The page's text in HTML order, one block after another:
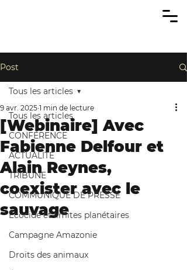
Post
Tous les articles
CONFÉRENCE
ACTUALITÉ
TRIBUNE
COMMUNIQUÉ DE PRESSE
Écocide et limites planétaires
Campagne Amazonie
Droits des animaux
Tous les articles
[Webinaire] Avec
Fabienne Delfour et
Alain Reynes,
coexister avec le
sauvage
9 avr. 2025 1 min de lecture